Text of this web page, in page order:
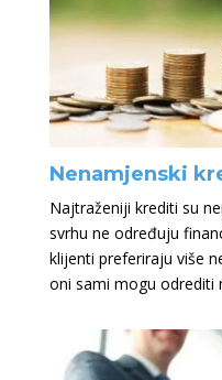
Nenamjenski
Najtraženiji krediti su
svrhu ne određuju
klijenti preferiraju više
oni sami mogu